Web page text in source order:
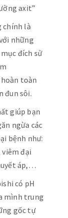
axit”
chính là
những
đích sử
hoàn toàn
đun sôi.
giúp bạn
ngừa các
bệnh như:
đại
áp,…
có pH
mình trung
gốc tự